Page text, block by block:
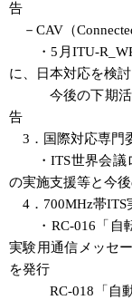
告
－CAV（
・5月ITU-
に、日本対応を検
今後の下期活動
告
3．国際対応専門
・ITS世界会議ロ
の実施支援等と今
4．700MHz帯ITS
・RC-016「自転
実験用通信メッセ
を発行
RC-018「自動